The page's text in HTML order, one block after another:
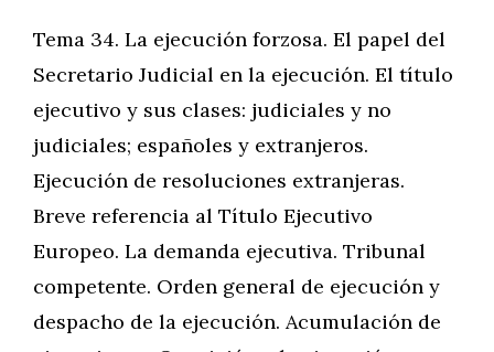
Tema 34. La ejecución forzosa. El papel del
Secretario Judicial en la ejecución. El título
ejecutivo y sus clases: judiciales y no
judiciales; españoles y extranjeros.
Ejecución de resoluciones extranjeras.
Breve referencia al Título Ejecutivo
Europeo. La demanda ejecutiva. Tribunal
competente. Orden general de ejecución y
despacho de la ejecución. Acumulación de